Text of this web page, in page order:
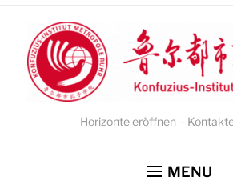
Horizonte eröffnen –
MENU